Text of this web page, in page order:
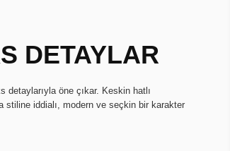
DETAYLAR
öne çıkar. Keskin hatlı
stiline iddialı, modern ve seçkin bir karakter